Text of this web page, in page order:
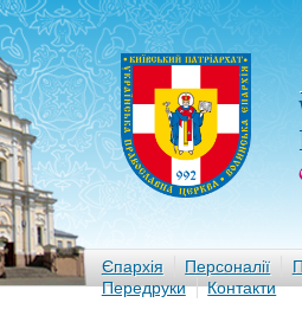
Єпархія Персоналії
Передруки
Контакти